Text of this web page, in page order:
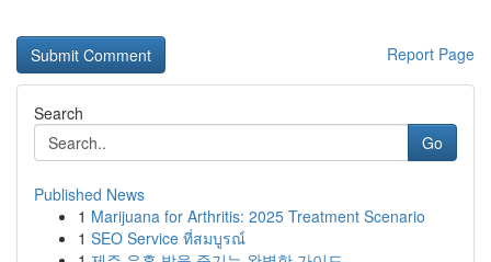
Report Page
Search
Go
Published News
1 Marijuana for Arthritis: 2025 Treatment Scenario
1 SEO Service ที่สมบูรณ์